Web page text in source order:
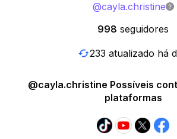
@cayla.christine
998 seguidores
233 atualizado há
@cayla.christine Possíveis
plataformas